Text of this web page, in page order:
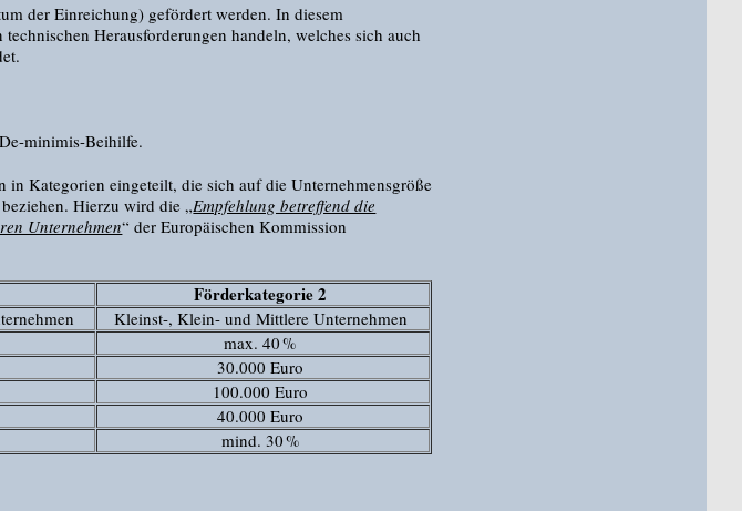
der Einreichung) gefördert werden. In diesem
Herausforderungen handeln, welches sich auch
minimis-Beihilfe.
in Kategorien eingeteilt, die sich auf die Unternehmensgröße
Hierzu wird die „Empfehlung betreffend die
Unternehmen“ der Europäischen Kommission
Förderkategorie 2
Kleinst-, Klein- und Mittlere Unternehmen
max. 40 %
30.000 Euro
100.000 Euro
40.000 Euro
mind. 30 %